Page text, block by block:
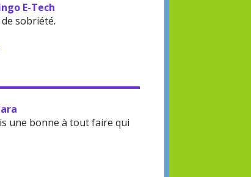
E-Tech
sobriété.
une bonne à tout faire qui